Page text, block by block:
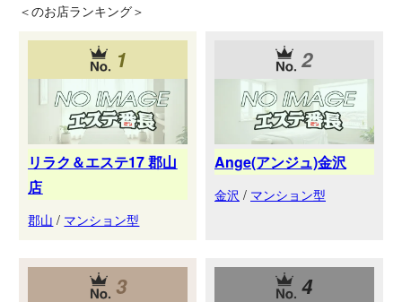
＜のお店ランキング＞
1
リラク＆エステ17 郡山
店
郡山 / マンション型
2
Ange(アンジュ)金沢
金沢 / マンション型
3 4